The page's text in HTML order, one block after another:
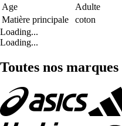
Age
Adulte
Matière principale
coton
Loading...
Loading...
Toutes nos marques